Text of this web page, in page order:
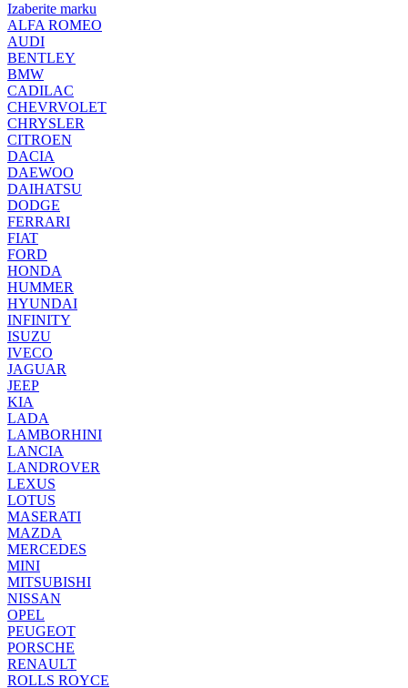
Izaberite marku
ALFA ROMEO
AUDI
BENTLEY
BMW
CADILAC
CHEVRVOLET
CHRYSLER
CITROEN
DACIA
DAEWOO
DAIHATSU
DODGE
FERRARI
FIAT
FORD
HONDA
HUMMER
HYUNDAI
INFINITY
ISUZU
IVECO
JAGUAR
JEEP
KIA
LADA
LAMBORHINI
LANCIA
LANDROVER
LEXUS
LOTUS
MASERATI
MAZDA
MERCEDES
MINI
MITSUBISHI
NISSAN
OPEL
PEUGEOT
PORSCHE
RENAULT
ROLLS ROYCE